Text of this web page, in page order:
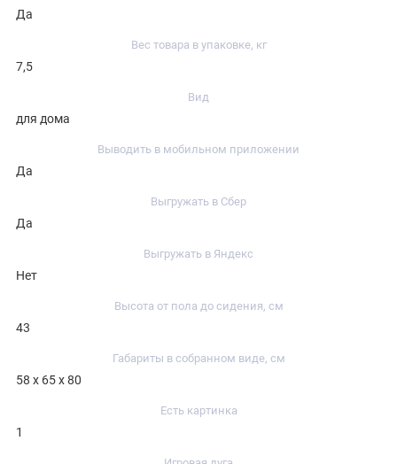
Да
Вес товара в упаковке, кг
7,5
Вид
для дома
Выводить в мобильном приложении
Да
Выгружать в Сбер
Да
Выгружать в Яндекс
Нет
Высота от пола до сидения, см
43
Габариты в собранном виде, см
58 х 65 х 80
Есть картинка
1